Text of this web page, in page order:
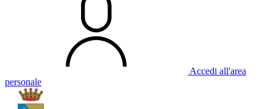
Accedi all'area
personale